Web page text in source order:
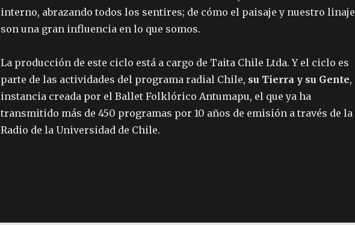
interno, abrazando todos los sentires; de cómo el paisaje y nuestro linaje
son una gran influencia en lo que somos.
La producción de este ciclo está a cargo de Taita Chile Ltda. Y el ciclo es
parte de las actividades del programa radial Chile, su Tierra y su Gente,
instancia creada por el Ballet Folklórico Antumapu, el que ya ha
transmitido más de 450 programas por 10 años de emisión a través de la
Radio de la Universidad de Chile.